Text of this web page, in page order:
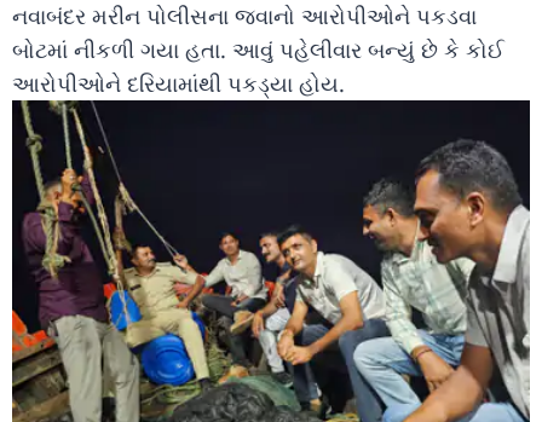
નવાબંદર મરીન પોલીસના જવાનો આરોપીઓને પકડવા
બોટમાં નીકળી ગયા હતા. આવું પહેલીવાર બન્યું છે કે કોઈ
આરોપીઓને દરિયામાંથી પકડ્યા હોય.